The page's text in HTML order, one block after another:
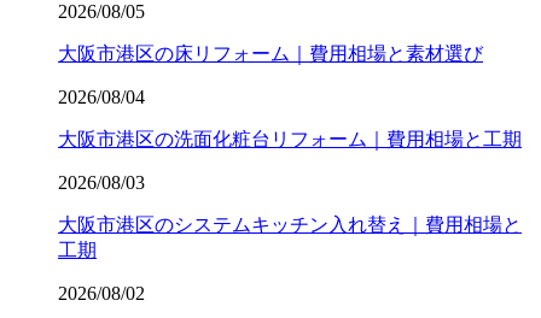
2026/08/05
大阪市港区の床リフォーム｜費用相場と素材選び
2026/08/04
大阪市港区の洗面化粧台リフォーム｜費用相場と工期
2026/08/03
大阪市港区のシステムキッチン入れ替え｜費用相場と
工期
2026/08/02